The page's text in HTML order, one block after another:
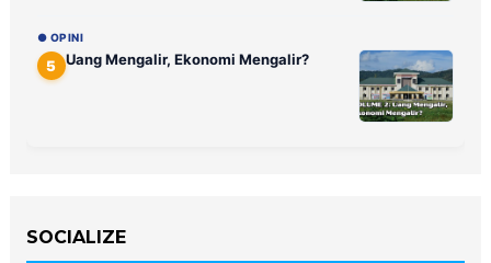
● OPINI
5 Uang Mengalir, Ekonomi Mengalir?
SOCIALIZE